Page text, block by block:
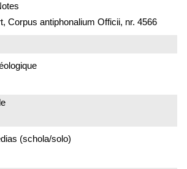
Corpus antiphonalium Officii, nr. 4566
(schola/solo)